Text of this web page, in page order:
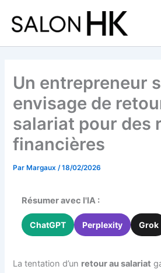
contenu
Un entrepreneur
envisage de
salariat pour des
financières
ParMargaux /18/02/2026
Résumer avec l'IA :
ChatGPT Perplexity Grok
La tentation d’un retour au salariat